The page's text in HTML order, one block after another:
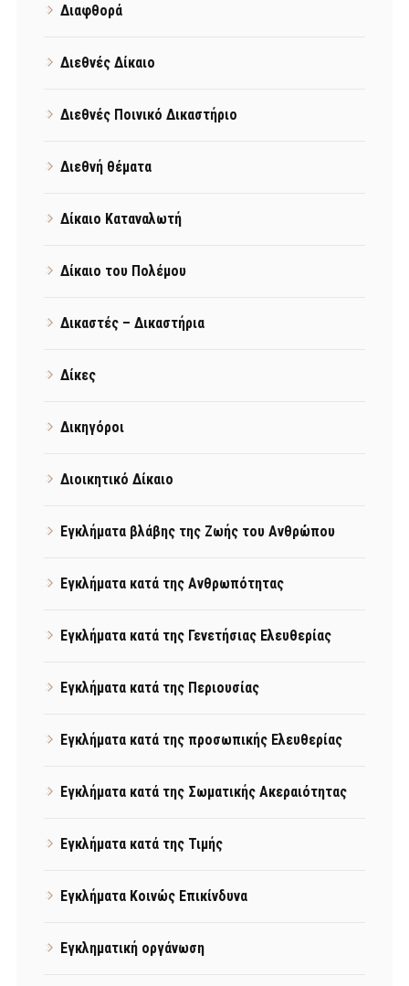
Διαφθορά
Διεθνές Δίκαιο
Διεθνές Ποινικό Δικαστήριο
Διεθνή θέματα
Δίκαιο Καταναλωτή
Δίκαιο του Πολέμου
Δικαστές – Δικαστήρια
Δίκες
Δικηγόροι
Διοικητικό Δίκαιο
Εγκλήματα βλάβης της Ζωής του Ανθρώπου
Εγκλήματα κατά της Ανθρωπότητας
Εγκλήματα κατά της Γενετήσιας Ελευθερίας
Εγκλήματα κατά της Περιουσίας
Εγκλήματα κατά της προσωπικής Ελευθερίας
Εγκλήματα κατά της Σωματικής Ακεραιότητας
Εγκλήματα κατά της Τιμής
Εγκλήματα Κοινώς Επικίνδυνα
Εγκληματική οργάνωση